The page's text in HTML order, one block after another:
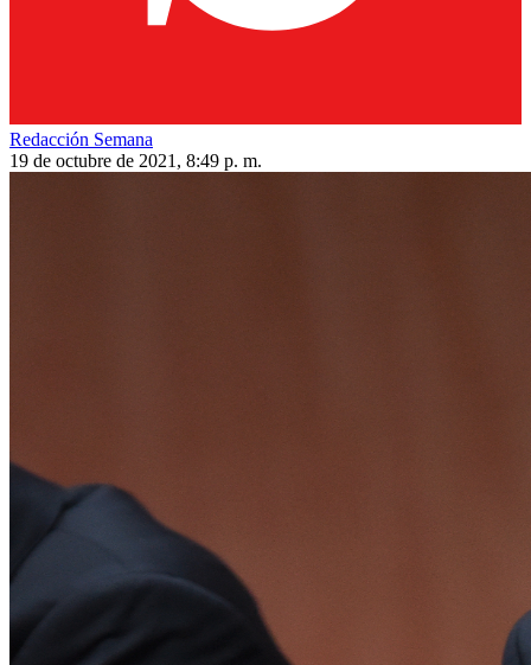
Redacción Semana
19 de octubre de 2021, 8:49 p. m.